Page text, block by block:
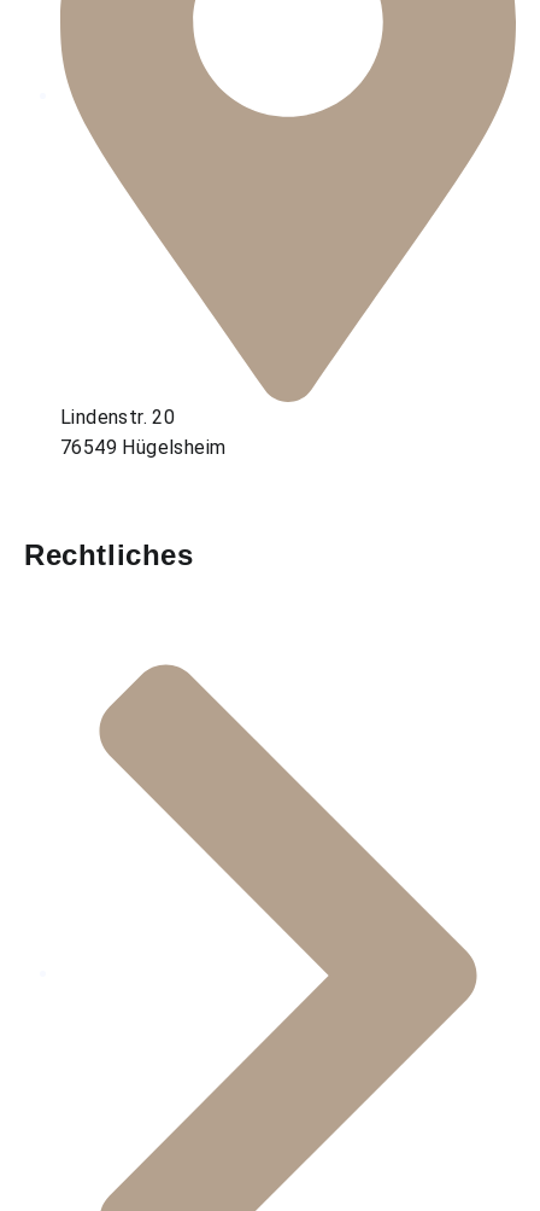
Lindenstr. 20
76549 Hügelsheim
Rechtliches